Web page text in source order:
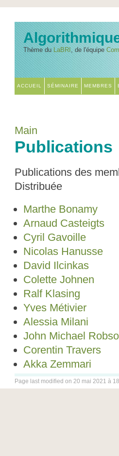
Thème duLaBRI , de l'équipe
ACCUEIL SÉMINAIRE MEMBRES
Main
Publications
Publications des
Distribuée
Marthe Bonamy
Arnaud Casteigts
Cyril Gavoille
Nicolas Hanusse
David Ilcinkas
Colette Johnen
Ralf Klasing
Yves Métivier
Alessia Milani
John Michael
Corentin Travers
Akka Zemmari
Page last modified on 20 mai 2021 à